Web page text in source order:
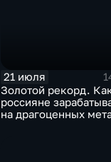
21 июля
Золотой рекорд.
россияне
на драгоценных